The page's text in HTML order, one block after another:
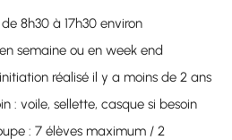
8h30 à 17h30 environ
semaine ou en week end
réalisé il y a moins de 2 ans
: voile, sellette, casque si besoin
: 7 élèves maximum / 2